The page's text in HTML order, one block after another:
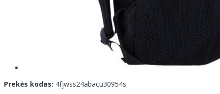
Prekės kodas: 4fjwss24abacu30954s